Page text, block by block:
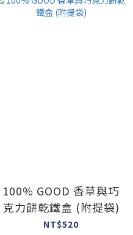
100% GOOD 香草與巧
克力餅乾鐵盒 (附提袋)
NT$520